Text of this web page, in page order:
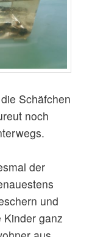
Schäfchen
noch
der
und
Kinder ganz